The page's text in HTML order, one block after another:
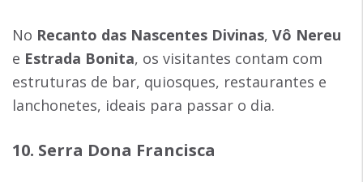
No Recanto das Nascentes Divinas, Vô Nereu
e Estrada Bonita, os visitantes contam com
estruturas de bar, quiosques, restaurantes e
lanchonetes, ideais para passar o dia.
10. Serra Dona Francisca